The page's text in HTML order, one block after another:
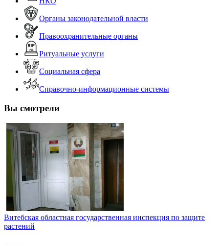
Органы законодательной власти
Правоохранительные органы
Ритуальные услуги
Социальная сфера
Справочно-информационные системы
Вы смотрели
Витебская областная государственная инспекция по защите
растений